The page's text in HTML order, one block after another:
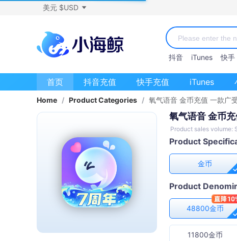
美元 $USD
抖音 iTunes 快手
首页 抖音充值 快手充值 iTunes
Home / Product Categories / 氧气语音 金币充值 一款广
氧气语音 金币
Product sales volume:
Product
金币
Product
48800金币
11800金币